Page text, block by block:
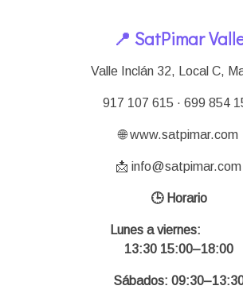
📍 SatPimar
Valle Inclán 32, Local C,
917 107 615 · 699 854
🌐 www.satpimar.com
📩 info@satpimar.com
🕒 Horario
Lunes a viernes:
13:30 15:00–18:00
Sábados: